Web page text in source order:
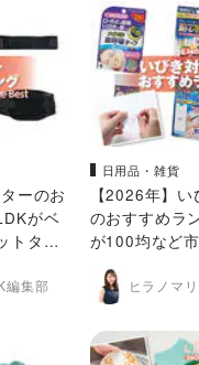
ーのお
がベ
トタイ
比較
編集部
日用品・雑貨
【2026年】
のおすすめラ
が100均など
をプロと比較
ヒラノマ